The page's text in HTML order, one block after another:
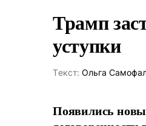
Трамп
уступки
Tекст: Ольга
Появились